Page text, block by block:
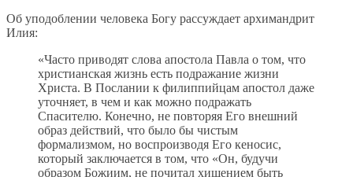
Об уподоблении человека Богу рассуждает архимандрит
Илия:
«Часто приводят слова апостола Павла о том, что
христианская жизнь есть подражание жизни
Христа. В Послании к филиппийцам апостол даже
уточняет, в чем и как можно подражать
Спасителю. Конечно, не повторяя Его внешний
образ действий, что было бы чистым
формализмом, но воспроизводя Его кеносис,
который заключается в том, что «Он, будучи
образом Божиим, не почитал хищением быть